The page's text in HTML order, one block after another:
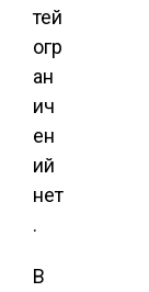
тей
огр
ан
ич
ен
ий
нет
.
В